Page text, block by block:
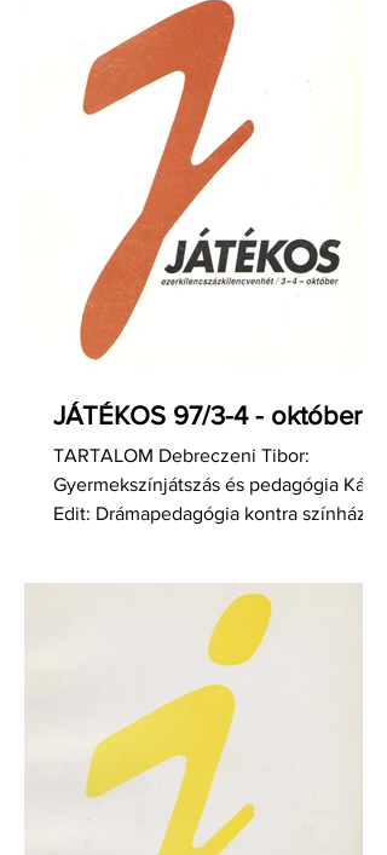
JÁTÉKOS 97/3-4 - október
TARTALOM Debreczeni Tibor:
Gyermekszínjátszás és pedagógia Kádár
Edit: Drámapedagógia kontra színház?!